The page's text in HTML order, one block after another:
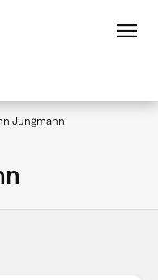
Jungmann